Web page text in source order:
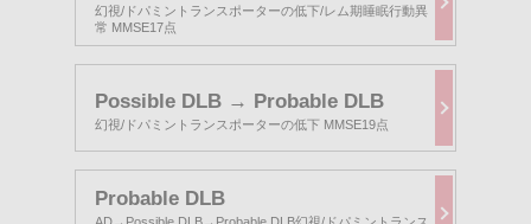
幻視/ドパミントランスポーターの低下/レム期睡眠行動異
常 MMSE17点
Possible DLB → Probable DLB
幻視/ドパミントランスポーターの低下 MMSE19点
Probable DLB
AD→Possible DLB→Probable DLB幻視/ドパミントランス